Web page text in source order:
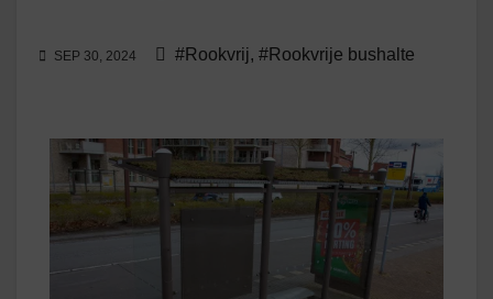
SEP 30, 2024 #Rookvrij, #Rookvrije bushalte